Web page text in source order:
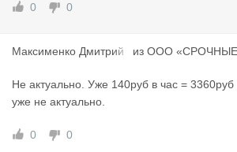
0 0
Максименко Дмитрий
из ООО «СРОЧНЫЕ
Не актуально. Уже 140руб в час =
уже не актуально.
0 0